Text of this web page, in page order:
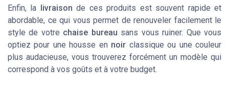
Enfin, la livraison de ces produits est souvent rapide et
abordable, ce qui vous permet de renouveler facilement le
style de votre chaise bureau sans vous ruiner. Que vous
optiez pour une housse en noir classique ou une couleur
plus audacieuse, vous trouverez forcément un modèle qui
correspond à vos goûts et à votre budget.